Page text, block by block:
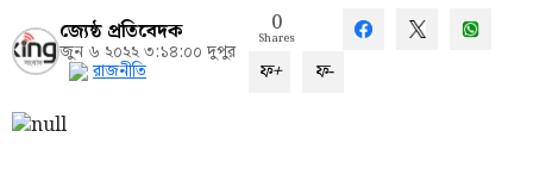
জ্যেষ্ঠ প্রতিবেদক
জুন ৬ ২০২২ ৩:১৪:০০ দুপুর
রাজনীতি
0
Shares
ফ+ ফ-